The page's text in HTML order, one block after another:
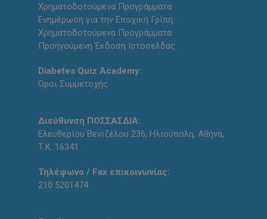
Χρηματοδοτούμενα Προγράμματα
Ενημέρωση για την Εποχική Γρίπη
Χρηματοδοτούμενα Προγράμματα
Προηγούμενη Έκδοση Ιστοσελδας
Diabetes Quiz Academy:
Όροι Συμμετοχής
Διεύθυνση ΠΟΣΣΑΣΔΙΑ:
Ελευθερίου Βενιζέλου 236, Ηλιούπολη, Αθήνα,
Τ.Κ. 16341
Τηλέφωνο / Fax επικοινωνίας:
210 5201474